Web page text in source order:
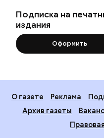
Подписка на
издания
Оформить
О газете Реклама
Архив газеты